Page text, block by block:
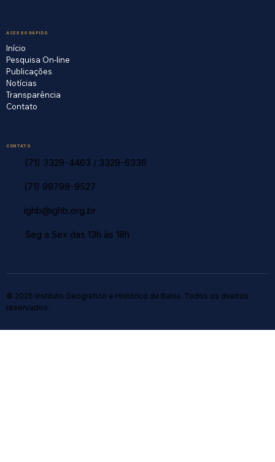
ACESSO RÁPIDO
Início
Pesquisa On-line
Publicações
Notícias
Transparência
Contato
CONTATO
(71) 3329-4463 / 3329-6336
(71) 98798-9527
ighb@ighb.org.br
Seg a Sex das 13h às 18h
© 2026 Instituto Geográfico e Histórico da Bahia. Todos os direitos
reservados.